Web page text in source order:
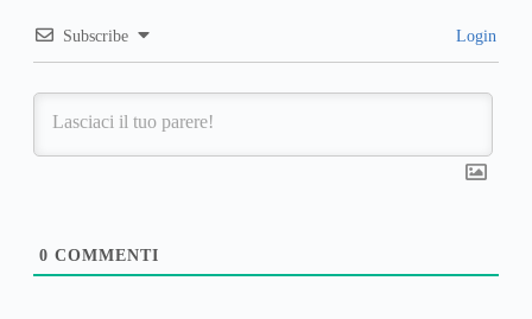
Subscribe Login
0 COMMENTI